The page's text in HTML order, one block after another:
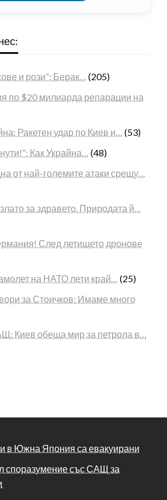
и рози“: Берак… (205)
по $20 милиарда репарации на
Ракетен удар по Киев и… (53)
Как Украйна… (48)
от най-големите атаки срещу…
за здравето. Природата й…
След летището дронове
на НАТО лети край… (25)
за Стоичков: Имаме много
Киев обеща мир за петрола в…
в Южна Япония са евакуирани
споразумение със САЩ за